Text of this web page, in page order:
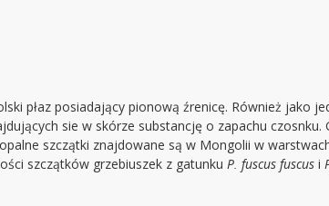
płaz posiadający pionową źrenicę. Również jako
sie w skórze substancję o zapachu
szczątki znajdowane są w Mongolii w
szczątków grzebiuszek z gatunku P. fuscus fuscus i